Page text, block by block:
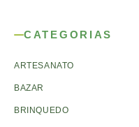
CATEGORIAS
ARTESANATO
BAZAR
BRINQUEDO